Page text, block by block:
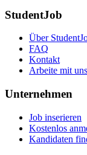
StudentJob
Über
FAQ
Kontakt
Arbeite mit uns
Unternehmen
Job inserieren
Kostenlos
Kandidaten